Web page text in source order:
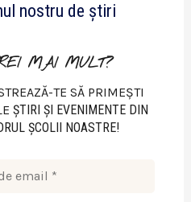
nostru de știri
MAI MULT?
TE SĂ PRIMEȘTI
ŞTIRI ŞI EVENIMENTE DIN
ŞCOLII NOASTRE!